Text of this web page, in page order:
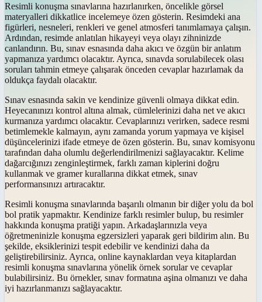
Resimli konuşma sınavlarına hazırlanırken, öncelikle görsel
materyalleri dikkatlice incelemeye özen gösterin. Resimdeki ana
figürleri, nesneleri, renkleri ve genel atmosferi tanımlamaya çalışın.
Ardından, resimde anlatılan hikayeyi veya olayı zihninizde
canlandırın. Bu, sınav esnasında daha akıcı ve özgün bir anlatım
yapmanıza yardımcı olacaktır. Ayrıca, sınavda sorulabilecek olası
soruları tahmin etmeye çalışarak önceden cevaplar hazırlamak da
oldukça faydalı olacaktır.
Sınav esnasında sakin ve kendinize güvenli olmaya dikkat edin.
Heyecanınızı kontrol altına almak, cümlelerinizi daha net ve akıcı
kurmanıza yardımcı olacaktır. Cevaplarınızı verirken, sadece resmi
betimlemekle kalmayın, aynı zamanda yorum yapmaya ve kişisel
düşüncelerinizi ifade etmeye de özen gösterin. Bu, sınav komisyonu
tarafından daha olumlu değerlendirilmenizi sağlayacaktır. Kelime
dağarcığınızı zenginleştirmek, farklı zaman kiplerini doğru
kullanmak ve gramer kurallarına dikkat etmek, sınav
performansınızı artıracaktır.
Resimli konuşma sınavlarında başarılı olmanın bir diğer yolu da bol
bol pratik yapmaktır. Kendinize farklı resimler bulup, bu resimler
hakkında konuşma pratiği yapın. Arkadaşlarınızla veya
öğretmeninizle konuşma egzersizleri yaparak geri bildirim alın. Bu
şekilde, eksiklerinizi tespit edebilir ve kendinizi daha da
geliştirebilirsiniz. Ayrıca, online kaynaklardan veya kitaplardan
resimli konuşma sınavlarına yönelik örnek sorular ve cevaplar
bulabilirsiniz. Bu örnekler, sınav formatına aşina olmanızı ve daha
iyi hazırlanmanızı sağlayacaktır.